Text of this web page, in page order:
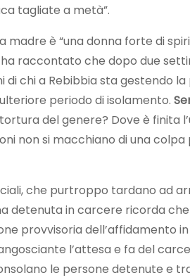
tagliate a metà”.
è “una donna forte di
raccontato che dopo due
chi a Rebibbia sta gestendo
periodo di isolamento.
del genere? Dove è finita
non si macchiano di una colpa
che purtroppo tardano ad
detenuta in carcere ricorda
provvisoria dell’affidamento
l’attesa e fa del
le persone detenute e